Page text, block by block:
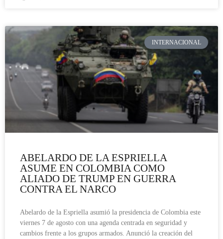
INTERNACIONAL
ABELARDO DE LA ESPRIELLA
ASUME EN COLOMBIA COMO
ALIADO DE TRUMP EN GUERRA
CONTRA EL NARCO
Abelardo de la Espriella asumió la presidencia de Colombia este
viernes 7 de agosto con una agenda centrada en seguridad y
cambios frente a los grupos armados. Anunció la creación del